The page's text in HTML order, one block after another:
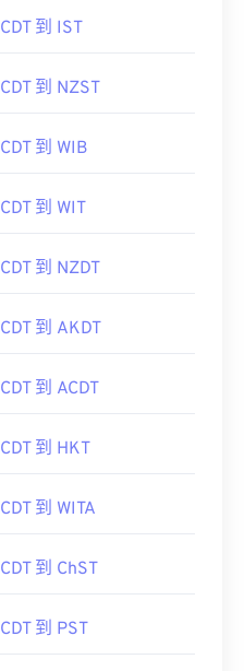
CDT 到 IST
CDT 到 NZST
CDT 到 WIB
CDT 到 WIT
CDT 到 NZDT
CDT 到 AKDT
CDT 到 ACDT
CDT 到 HKT
CDT 到 WITA
CDT 到 ChST
CDT 到 PST